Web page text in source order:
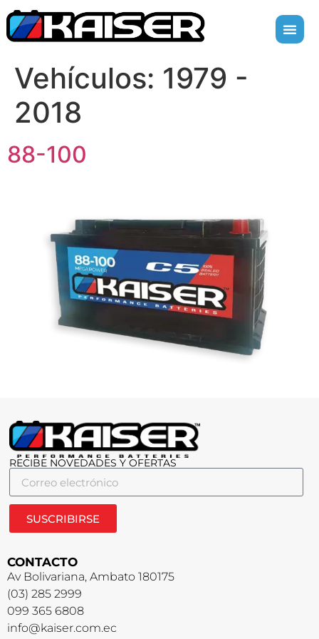
Vehículos: 1979 -
2018
88-100
RECIBE NOVEDADES Y OFERTAS
SUSCRIBIRSE
CONTACTO
Av Bolivariana, Ambato 180175
(03) 285 2999
099 365 6808
info@kaiser.com.ec